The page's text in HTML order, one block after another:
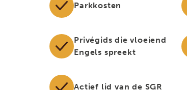
Parkkosten
Privégids die vloeiend
Engels spreekt
Actief lid van de SGR